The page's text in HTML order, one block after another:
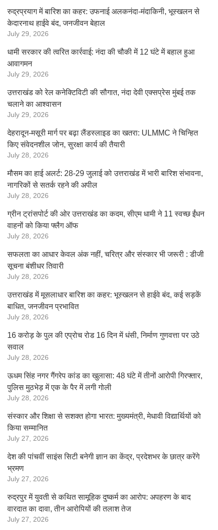
रुद्रप्रयाग में बारिश का कहर: उफनाई अलकनंदा-मंदाकिनी, भूस्खलन से
केदारनाथ हाईवे बंद, जनजीवन बेहाल
July 29, 2026
धामी सरकार की त्वरित कार्रवाई: नंदा की चौकी में 12 घंटे में बहाल हुआ
आवागमन
July 29, 2026
उत्तराखंड को रेल कनेक्टिविटी की सौगात, नंदा देवी एक्सप्रेस मुंबई तक
चलाने का आश्वासन
July 29, 2026
देहरादून-मसूरी मार्ग पर बढ़ा लैंडस्लाइड का खतरा: ULMMC ने चिन्हित
किए संवेदनशील जोन, सुरक्षा कार्य की तैयारी
July 28, 2026
मौसम का हाई अलर्ट: 28-29 जुलाई को उत्तराखंड में भारी बारिश संभावना,
नागरिकों से सतर्क रहने की अपील
July 28, 2026
ग्रीन ट्रांसपोर्ट की ओर उत्तराखंड का कदम, सीएम धामी ने 11 स्वच्छ ईंधन
वाहनों को किया फ्लैग ऑफ
July 28, 2026
सफलता का आधार केवल अंक नहीं, चरित्र और संस्कार भी जरूरी : डीजी
सूचना बंशीधर तिवारी
July 28, 2026
उत्तराखंड में मूसलाधार बारिश का कहर: भूस्खलन से हाईवे बंद, कई सड़कें
बाधित, जनजीवन प्रभावित
July 28, 2026
16 करोड़ के पुल की एप्रोच रोड 16 दिन में धंसी, निर्माण गुणवत्ता पर उठे
सवाल
July 28, 2026
ऊधम सिंह नगर गैंगरेप कांड का खुलासा: 48 घंटे में तीनों आरोपी गिरफ्तार,
पुलिस मुठभेड़ में एक के पैर में लगी गोली
July 28, 2026
संस्कार और शिक्षा से सशक्त होगा भारत: मुख्यमंत्री, मेधावी विद्यार्थियों को
किया सम्मानित
July 27, 2026
देश की पांचवीं साइंस सिटी बनेगी ज्ञान का केंद्र, प्रदेशभर के छात्र करेंगे
भ्रमण
July 27, 2026
रुद्रपुर में युवती से कथित सामूहिक दुष्कर्म का आरोप: अपहरण के बाद
वारदात का दावा, तीन आरोपियों की तलाश तेज
July 27, 2026